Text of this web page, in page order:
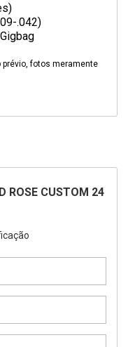
.042)
fotos meramente
ROSE CUSTOM 24